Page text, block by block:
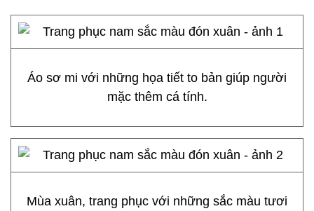
Áo sơ mi với những họa tiết to bản giúp người
mặc thêm cá tính.
Mùa xuân, trang phục với những sắc màu tươi